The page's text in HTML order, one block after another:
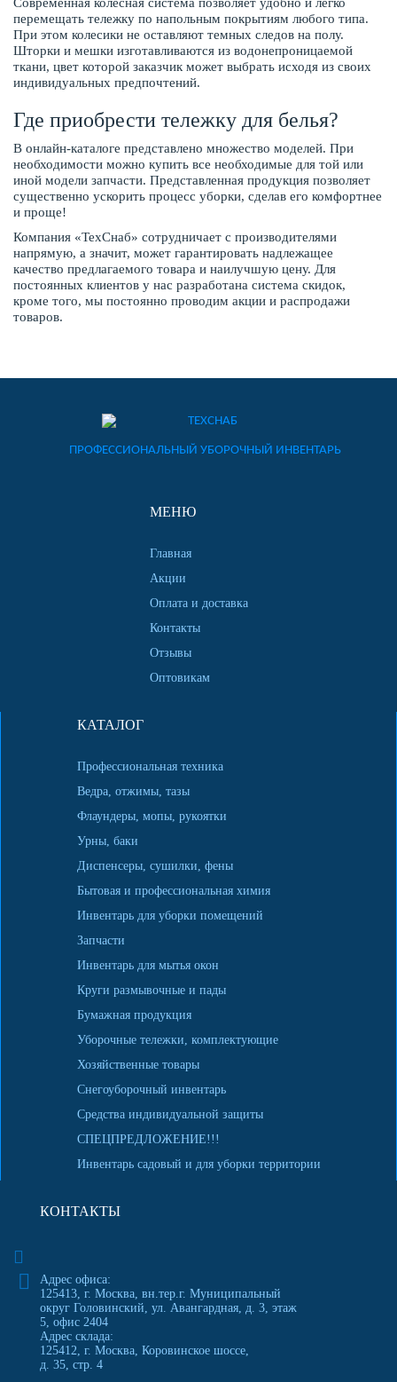
Современная колесная система позволяет удобно и легко
перемещать тележку по напольным покрытиям любого типа.
При этом колесики не оставляют темных следов на полу.
Шторки и мешки изготавливаются из водонепроницаемой
ткани, цвет которой заказчик может выбрать исходя из своих
индивидуальных предпочтений.
Где приобрести тележку для белья?
В онлайн-каталоге представлено множество моделей. При
необходимости можно купить все необходимые для той или
иной модели запчасти. Представленная продукция позволяет
существенно ускорить процесс уборки, сделав его комфортнее
и проще!
Компания «ТехСнаб» сотрудничает с производителями
напрямую, а значит, может гарантировать надлежащее
качество предлагаемого товара и наилучшую цену. Для
постоянных клиентов у нас разработана система скидок,
кроме того, мы постоянно проводим акции и распродажи
товаров.
ПРОФЕССИОНАЛЬНЫЙ УБОРОЧНЫЙ ИНВЕНТАРЬ
МЕНЮ
Главная
Акции
Оплата и доставка
Контакты
Отзывы
Оптовикам
КАТАЛОГ
Профессиональная техника
Ведра, отжимы, тазы
Флаундеры, мопы, рукоятки
Урны, баки
Диспенсеры, сушилки, фены
Бытовая и профессиональная химия
Инвентарь для уборки помещений
Запчасти
Инвентарь для мытья окон
Круги размывочные и пады
Бумажная продукция
Уборочные тележки, комплектующие
Хозяйственные товары
Снегоуборочный инвентарь
Средства индивидуальной защиты
СПЕЦПРЕДЛОЖЕНИЕ!!!
Инвентарь садовый и для уборки территории
КОНТАКТЫ
Адрес офиса:
125413, г. Москва, вн.тер.г. Муниципальный
округ Головинский, ул. Авангардная, д. 3, этаж
5, офис 2404
Адрес склада:
125412, г. Москва, Коровинское шоссе,
д. 35, стр. 4